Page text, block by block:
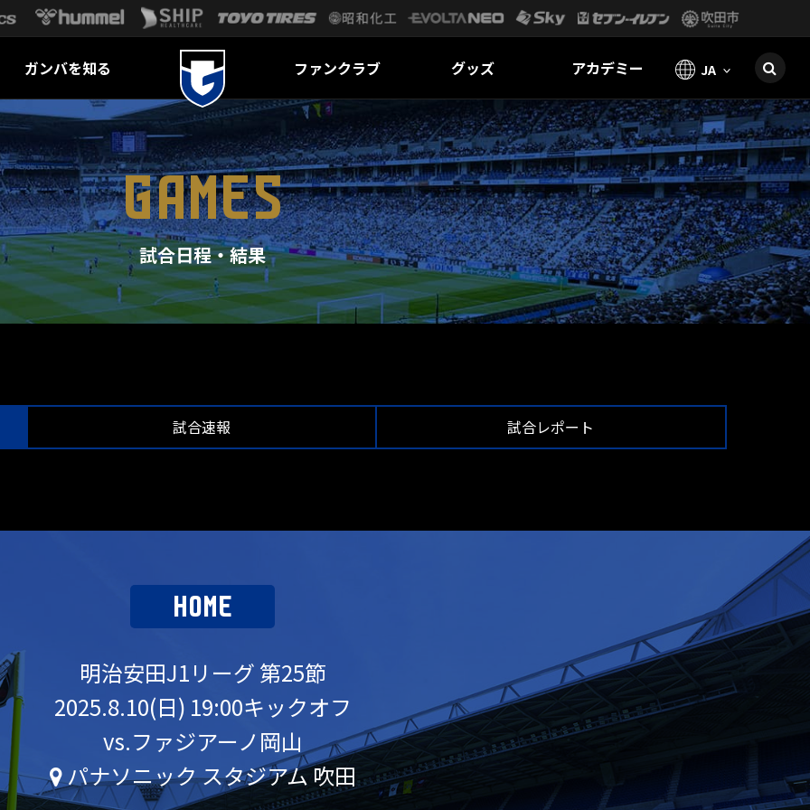
ガンバを知る ファンクラブ グッズ アカデミー JA
GAMES
試合日程・結果
試合速報 試合レポート
HOME
明治安田J1リーグ 第25節
2025.8.10(日) 19:00キックオフ
vs.ファジアーノ岡山
パナソニック スタジアム 吹田